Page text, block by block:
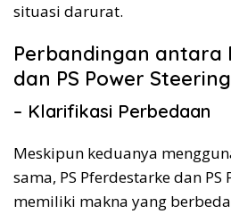
situasi darurat.
Perbandingan antara
dan PS Power Steering
– Klarifikasi Perbedaan
Meskipun keduanya
sama, PS Pferdestarke dan PS
memiliki makna yang